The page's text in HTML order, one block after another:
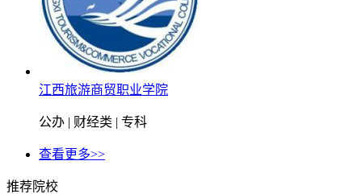
江西旅游商贸职业学院
公办 | 财经类 | 专科
查看更多>>
推荐院校